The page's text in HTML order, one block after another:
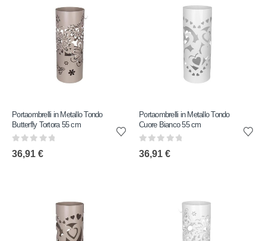
Portaombrelli in Metallo Tondo
Butterfly Tortora 55 cm
0 out of 5
36,91 €
Portaombrelli in Metallo Tondo
Cuore Bianco 55 cm
0 out of 5
36,91 €